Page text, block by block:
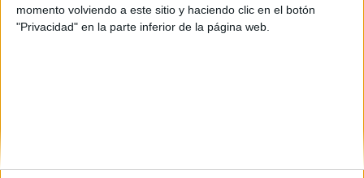
momento volviendo a este sitio y haciendo clic en el botón
"Privacidad" en la parte inferior de la página web.